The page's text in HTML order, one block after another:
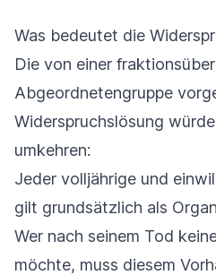
Was bedeutet die
Die von einer
Abgeordnetengruppe
Widerspruchslösung
umkehren:
Jeder volljährige und
gilt grundsätzlich als
Wer nach seinem Tod
möchte, muss diesem